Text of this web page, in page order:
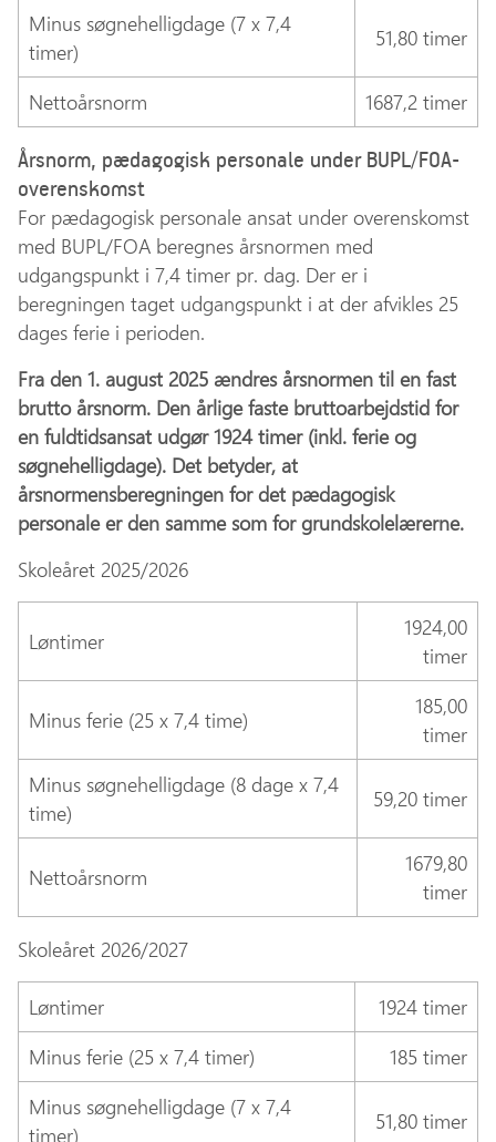
Minus søgnehelligdage (7 x 7,4
timer)
51,80 timer
Nettoårsnorm 1687,2 timer
Årsnorm, pædagogisk personale under BUPL/FOA-
overenskomst
For pædagogisk personale ansat under overenskomst
med BUPL/FOA beregnes årsnormen med
udgangspunkt i 7,4 timer pr. dag. Der er i
beregningen taget udgangspunkt i at der afvikles 25
dages ferie i perioden.
Fra den 1. august 2025 ændres årsnormen til en fast
brutto årsnorm. Den årlige faste bruttoarbejdstid for
en fuldtidsansat udgør 1924 timer (inkl. ferie og
søgnehelligdage). Det betyder, at
årsnormensberegningen for det pædagogisk
personale er den samme som for grundskolelærerne.
Skoleåret 2025/2026
Løntimer
1924,00
timer
Minus ferie (25 x 7,4 time)
185,00
timer
Minus søgnehelligdage (8 dage x 7,4
time)
59,20 timer
Nettoårsnorm
1679,80
timer
Skoleåret 2026/2027
Løntimer
1924 timer
Minus ferie (25 x 7,4 timer)
185 timer
Minus søgnehelligdage (7 x 7,4
timer)
51,80 timer